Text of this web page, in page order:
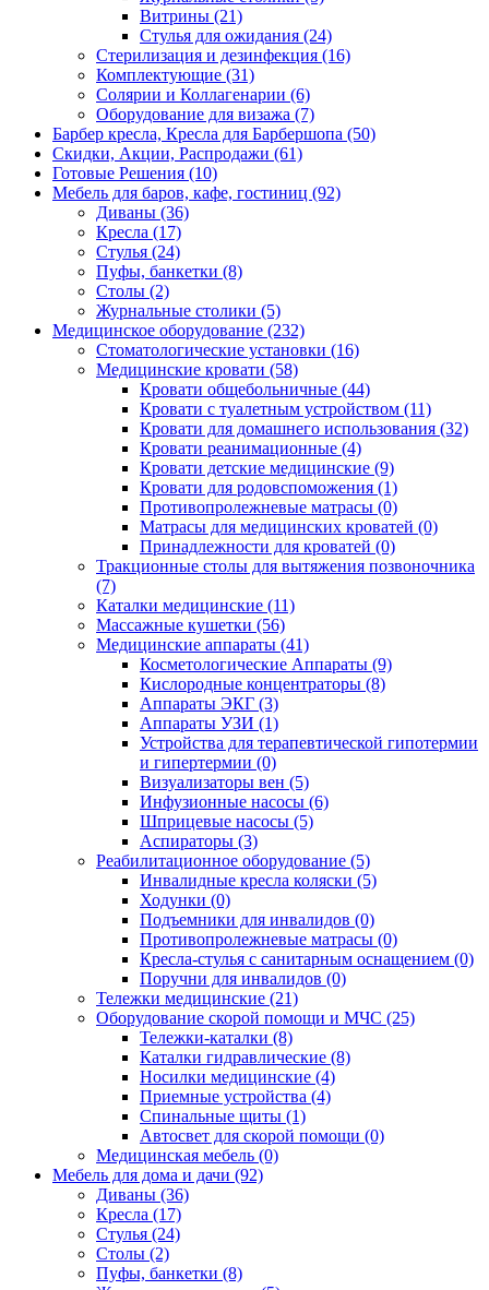
Витрины (21)
Стулья для ожидания (24)
Стерилизация и дезинфекция (16)
Комплектующие (31)
Солярии и Коллагенарии (6)
Оборудование для визажа (7)
Барбер кресла, Кресла для Барбершопа (50)
Скидки, Акции, Распродажи (61)
Готовые Решения (10)
Мебель для баров, кафе, гостиниц (92)
Диваны (36)
Кресла (17)
Стулья (24)
Пуфы, банкетки (8)
Столы (2)
Журнальные столики (5)
Медицинское оборудование (232)
Стоматологические установки (16)
Медицинские кровати (58)
Кровати общебольничные (44)
Кровати с туалетным устройством (11)
Кровати для домашнего использования (32)
Кровати реанимационные (4)
Кровати детские медицинские (9)
Кровати для родовспоможения (1)
Противопролежневые матрасы (0)
Матрасы для медицинских кроватей (0)
Принадлежности для кроватей (0)
Тракционные столы для вытяжения позвоночника
(7)
Каталки медицинские (11)
Массажные кушетки (56)
Медицинские аппараты (41)
Косметологические Аппараты (9)
Кислородные концентраторы (8)
Аппараты ЭКГ (3)
Аппараты УЗИ (1)
Устройства для терапевтической гипотермии
и гипертермии (0)
Визуализаторы вен (5)
Инфузионные насосы (6)
Шприцевые насосы (5)
Аспираторы (3)
Реабилитационное оборудование (5)
Инвалидные кресла коляски (5)
Ходунки (0)
Подъемники для инвалидов (0)
Противопролежневые матрасы (0)
Кресла-стулья с санитарным оснащением (0)
Поручни для инвалидов (0)
Тележки медицинские (21)
Оборудование скорой помощи и МЧС (25)
Тележки-каталки (8)
Каталки гидравлические (8)
Носилки медицинские (4)
Приемные устройства (4)
Спинальные щиты (1)
Автосвет для скорой помощи (0)
Медицинская мебель (0)
Мебель для дома и дачи (92)
Диваны (36)
Кресла (17)
Стулья (24)
Столы (2)
Пуфы, банкетки (8)